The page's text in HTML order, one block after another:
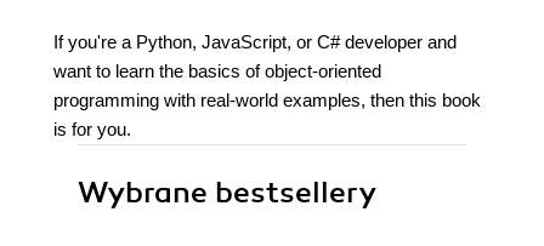
If you're a Python, JavaScript, or C# developer and
want to learn the basics of object-oriented
programming with real-world examples, then this book
is for you.
Wybrane bestsellery